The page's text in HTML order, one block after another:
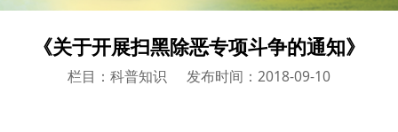
《关于开展扫黑除恶专项斗争的通知》
栏目：科普知识 发布时间：2018-09-10